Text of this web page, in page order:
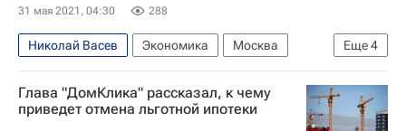
31 мая 2021, 04:30 288
Еще4
Николай Васев Экономика
Москва
Сбербанк России
Ипотека
ДомКлик
Сбер
Глава "ДомКлика" рассказал, к чему
приведет отмена льготной ипотеки